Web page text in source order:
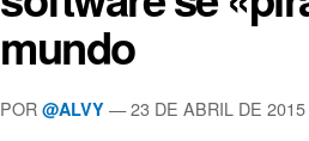
mundo
POR @ALVY — 23 DE ABRIL DE 2015